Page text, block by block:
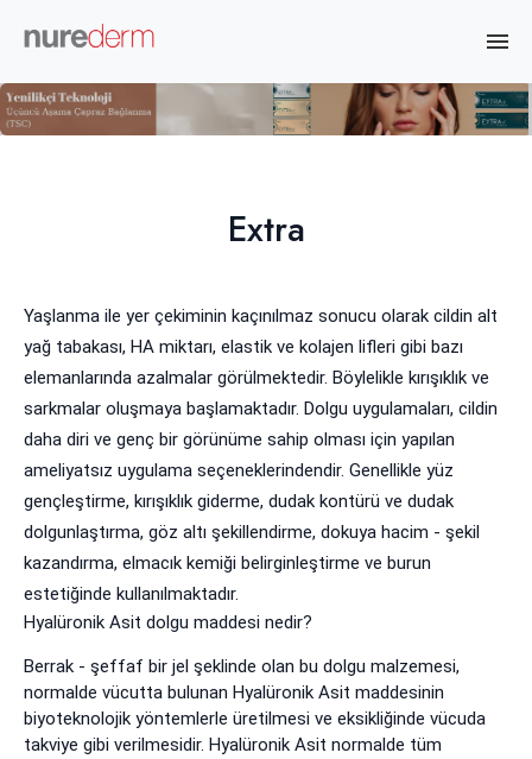
Extra
Yaşlanma ile yer çekiminin kaçınılmaz sonucu olarak cildin alt
yağ tabakası, HA miktarı, elastik ve kolajen lifleri gibi bazı
elemanlarında azalmalar görülmektedir. Böylelikle kırışıklık ve
sarkmalar oluşmaya başlamaktadır. Dolgu uygulamaları, cildin
daha diri ve genç bir görünüme sahip olması için yapılan
ameliyatsız uygulama seçeneklerindendir. Genellikle yüz
gençleştirme, kırışıklık giderme, dudak kontürü ve dudak
dolgunlaştırma, göz altı şekillendirme, dokuya hacim - şekil
kazandırma, elmacık kemiği belirginleştirme ve burun
estetiğinde kullanılmaktadır.
Hyalüronik Asit dolgu maddesi nedir?
Berrak - şeffaf bir jel şeklinde olan bu dolgu malzemesi,
normalde vücutta bulunan Hyalüronik Asit maddesinin
biyoteknolojik yöntemlerle üretilmesi ve eksikliğinde vücuda
takviye gibi verilmesidir. Hyalüronik Asit normalde tüm